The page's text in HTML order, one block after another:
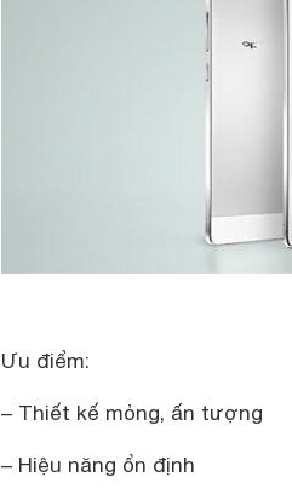
Ưu điểm:
– Thiết kế mỏng, ấn tượng
– Hiệu năng ổn định